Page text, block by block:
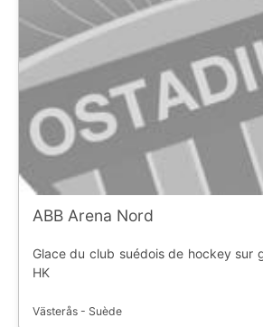
ABB Arena Nord
Glace du club suédois de hockey sur
HK
Västerås - Suède